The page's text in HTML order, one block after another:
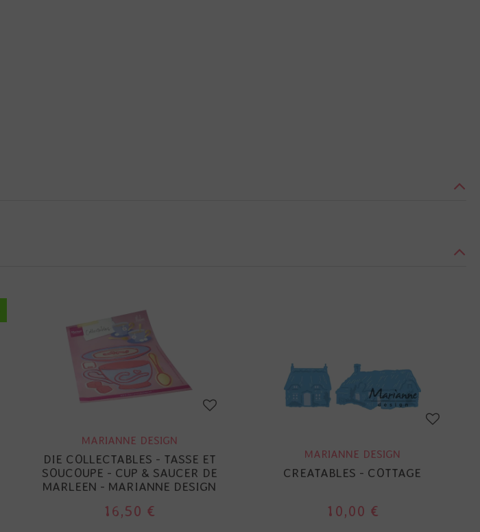
MARIANNE DESIGN
DIE COLLECTABLES - TASSE ET
SOUCOUPE - CUP & SAUCER DE
MARLEEN - MARIANNE DESIGN
16,50 €
MARIANNE DESIGN
CREATABLES - COTTAGE
10,00 €